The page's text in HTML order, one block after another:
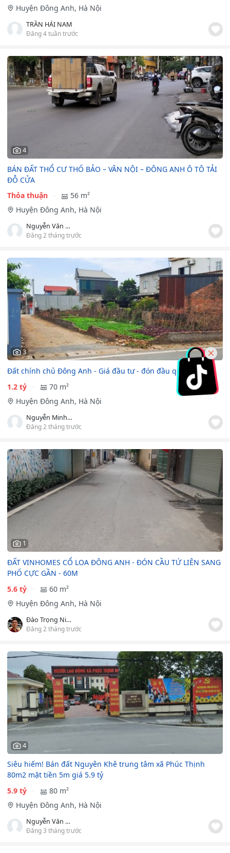
Huyện Đông Anh, Hà Nội
TRẦN HẢI NAM
Đăng 4 tuần trước
4
BÁN ĐẤT THỔ CƯ THỐ BẢO – VÂN NỘI – ĐÔNG ANH Ô TÔ TẢI
ĐỖ CỬA
Thỏa thuận
56 m²
Huyện Đông Anh, Hà Nội
Nguyễn Văn Khánh
Đăng 2 tháng trước
3
Đất chính chủ Đông Anh - Giá đầu tư - đón đầu quy hoạch
1.2 tỷ
70 m²
Huyện Đông Anh, Hà Nội
Nguyễn Minh Hải
Đăng 2 tháng trước
1
ĐẤT VINHOMES CỔ LOA ĐÔNG ANH - ĐÓN CẦU TỨ LIÊN SANG
PHỐ CỰC GẦN - 60M
5.6 tỷ
60 m²
Huyện Đông Anh, Hà Nội
Đào Trọng Ninh
Đăng 2 tháng trước
4
Siêu hiếm! Bán đất Nguyên Khê trung tâm xã Phúc Thịnh
80m2 mặt tiền 5m giá 5.9 tỷ
5.9 tỷ
80 m²
Huyện Đông Anh, Hà Nội
Nguyễn Văn Khánh
Đăng 3 tháng trước